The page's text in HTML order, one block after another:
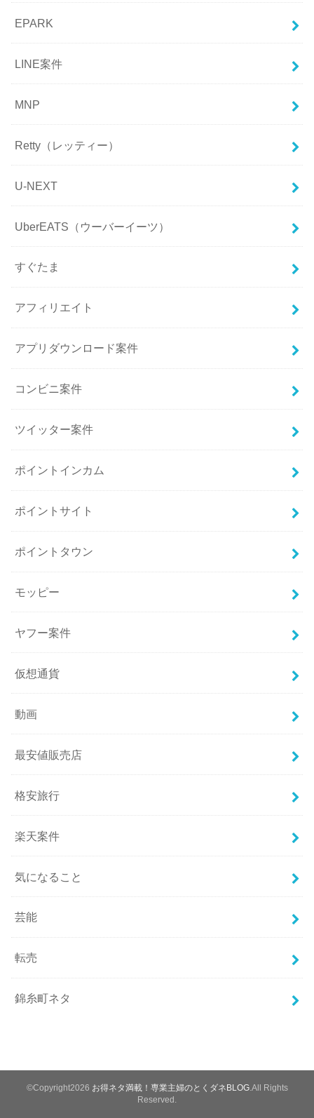
EPARK
LINE案件
MNP
Retty（レッティー）
U-NEXT
UberEATS（ウーバーイーツ）
すぐたま
アフィリエイト
アプリダウンロード案件
コンビニ案件
ツイッター案件
ポイントインカム
ポイントサイト
ポイントタウン
モッピー
ヤフー案件
仮想通貨
動画
最安値販売店
格安旅行
楽天案件
気になること
芸能
転売
錦糸町ネタ
©Copyright2026 お得ネタ満載！専業主婦のとくダネBLOG.All Rights
Reserved.